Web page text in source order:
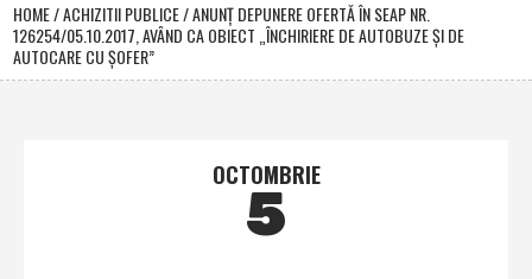
HOME/ACHIZITII PUBLICE/ANUNŢ DEPUNERE OFERTĂ ÎN SEAP NR.
126254/05.10.2017, AVÂND CA OBIECT „ÎNCHIRIERE DE AUTOBUZE ŞI DE
AUTOCARE CU ŞOFER”
OCTOMBRIE
5